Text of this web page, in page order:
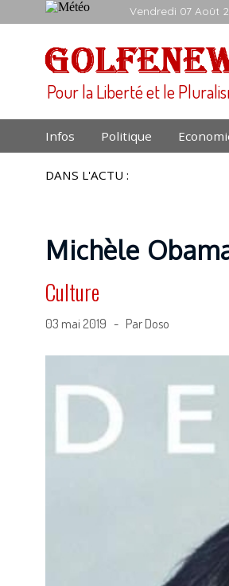
Vendredi 07 Août
Pour la Liberté et le
Infos Politique
DANS L'ACTU :
Michèle
Culture
03 mai 2019 - Par Doso